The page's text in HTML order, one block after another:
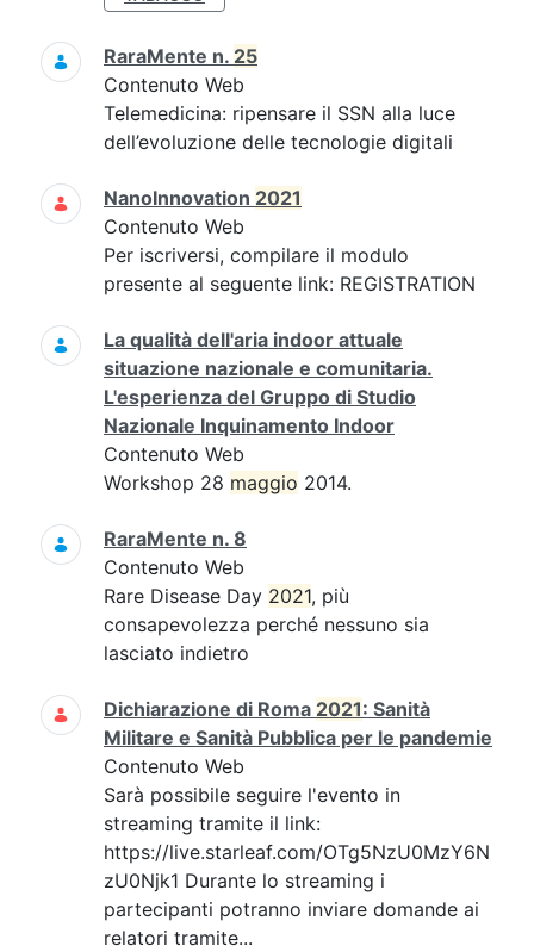
RaraMente n. 25
Contenuto Web
Telemedicina: ripensare il SSN alla luce
dell’evoluzione delle tecnologie digitali
NanoInnovation 2021
Contenuto Web
Per iscriversi, compilare il modulo
presente al seguente link: REGISTRATION
La qualità dell'aria indoor attuale
situazione nazionale e comunitaria.
L'esperienza del Gruppo di Studio
Nazionale Inquinamento Indoor
Contenuto Web
Workshop 28 maggio 2014.
RaraMente n. 8
Contenuto Web
Rare Disease Day 2021, più
consapevolezza perché nessuno sia
lasciato indietro
Dichiarazione di Roma 2021: Sanità
Militare e Sanità Pubblica per le pandemie
Contenuto Web
Sarà possibile seguire l'evento in
streaming tramite il link:
https://live.starleaf.com/OTg5NzU0MzY6N
zU0Njk1 Durante lo streaming i
partecipanti potranno inviare domande ai
relatori tramite...